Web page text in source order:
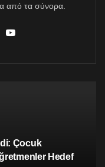
από τα σύνορα.
Çocuk
Hedef